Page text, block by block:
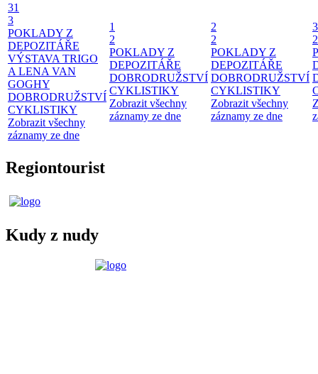
31
3
POKLADY Z
DEPOZITÁŘE
VÝSTAVA TRIGO
A LENA VAN
GOGHY
DOBRODRUŽSTVÍ
CYKLISTIKY
Zobrazit všechny
záznamy ze dne
1
2
POKLADY Z
DEPOZITÁŘE
DOBRODRUŽSTVÍ
CYKLISTIKY
Zobrazit všechny
záznamy ze dne
2
2
POKLADY Z
DEPOZITÁŘE
DOBRODRUŽSTVÍ
CYKLISTIKY
Zobrazit všechny
záznamy ze dne
3
2
Regiontourist
Kudy z nudy